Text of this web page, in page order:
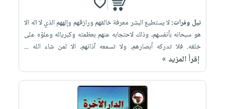
نيل وفرات: لا يستطيع البشر معرفة خالقهم ورازقهم وإلههم الذي لا اله الا
هو سبحانه بأنفسهم، وذلك لاحتجابه عنهم بعظمته وكبريائه وعلوّه على
خلقه. فلا تدركه أبصارهم، ولا تسمعه آذانهم، الا لمن شاء الله ...
إقرأ المزيد »